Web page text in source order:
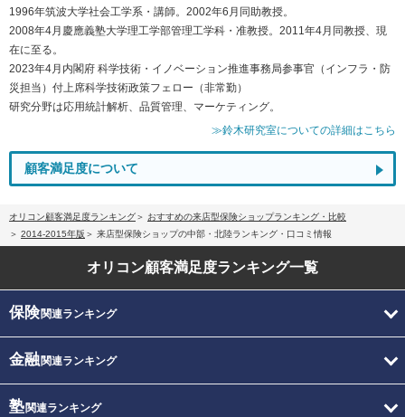
1996年筑波大学社会工学系・講師。2002年6月同助教授。
2008年4月慶應義塾大学理工学部管理工学科・准教授。2011年4月同教授、現
在に至る。
2023年4月内閣府 科学技術・イノベーション推進事務局参事官（インフラ・防
災担当）付上席科学技術政策フェロー（非常勤）
研究分野は応用統計解析、品質管理、マーケティング。
≫鈴木研究室についての詳細はこちら
顧客満足度について
オリコン顧客満足度ランキング
おすすめの来店型保険ショップランキング・比較
2014-2015年版
来店型保険ショップの中部・北陸ランキング・口コミ情報
オリコン顧客満足度ランキング一覧
保険関連ランキング
金融関連ランキング
塾関連ランキング